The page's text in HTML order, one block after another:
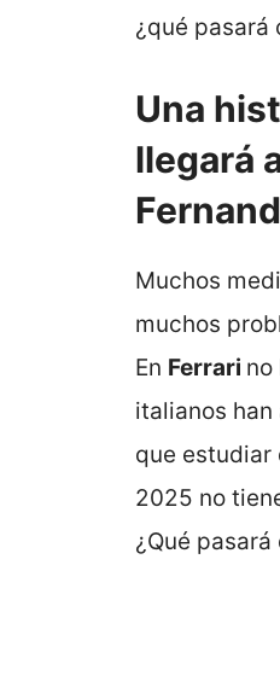
¿qué pasará
Una
llegará
Muchos
muchos
En Ferrari no
italianos
que estudiar
2025 no
¿Qué pasará